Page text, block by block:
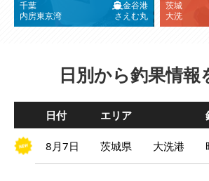
千葉
内房東京湾
金谷港
さえむ丸
茨城
大洗
日別から釣果情報
日付 エリア
8月7日 茨城県 大洗港